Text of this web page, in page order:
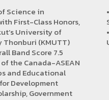
Science in
First-Class Honors,
University of
Thonburi (KMUTT)
Band Score 7.5
the Canada-ASEAN
and Educational
Development
Government